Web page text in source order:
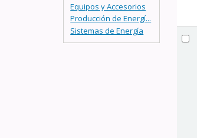
Equipos y Accesorios
Producción de Energí...
Sistemas de Energía